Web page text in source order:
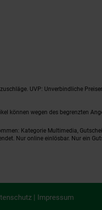
UVP: Unverbindliche
können wegen des begrenzten
Kategorie Multimedia,
Nur online einlösbar. Nur ein
| Impressum